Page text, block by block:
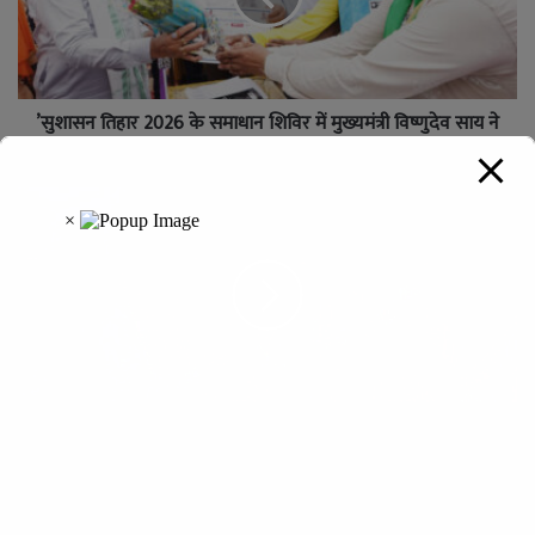
’सुशासन तिहार 2026 के समाधान शिविर में मुख्यमंत्री विष्णुदेव साय ने